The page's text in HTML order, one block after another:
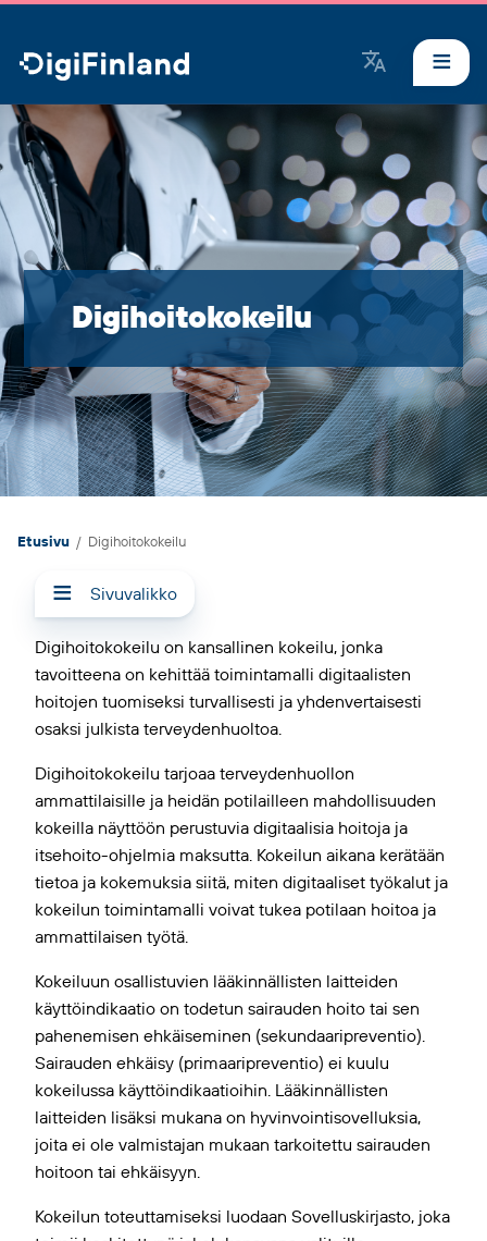
DigiFinland
Digihoitokokeilu
Etusivu / Digihoitokokeilu
Sivuvalikko
Digihoitokokeilu on kansallinen kokeilu, jonka
tavoitteena on kehittää toimintamalli digitaalisten
hoitojen tuomiseksi turvallisesti ja yhdenvertaisesti
osaksi julkista terveydenhuoltoa.
Digihoitokokeilu tarjoaa terveydenhuollon
ammattilaisille ja heidän potilailleen mahdollisuuden
kokeilla näyttöön perustuvia digitaalisia hoitoja ja
itsehoito-ohjelmia maksutta. Kokeilun aikana kerätään
tietoa ja kokemuksia siitä, miten digitaaliset työkalut ja
kokeilun toimintamalli voivat tukea potilaan hoitoa ja
ammattilaisen työtä.
Kokeiluun osallistuvien lääkinnällisten laitteiden
käyttöindikaatio on todetun sairauden hoito tai sen
pahenemisen ehkäiseminen (sekundaaripreventio).
Sairauden ehkäisy (primaaripreventio) ei kuulu
kokeilussa käyttöindikaatioihin. Lääkinnällisten
laitteiden lisäksi mukana on hyvinvointisovelluksia,
joita ei ole valmistajan mukaan tarkoitettu sairauden
hoitoon tai ehkäisyyn.
Kokeilun toteuttamiseksi luodaan Sovelluskirjasto, joka